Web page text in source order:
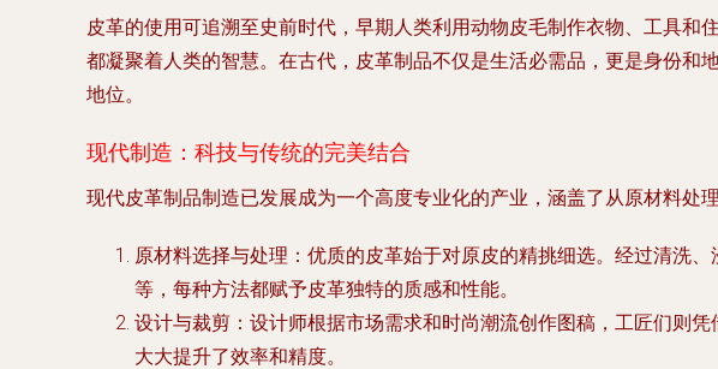
皮革的使用可追溯至史前时代，早期人类利用动物皮毛制作衣物、工具
都凝聚着人类的智慧。在古代，皮革制品不仅是生活必需品，更是身份
地位。
现代制造：科技与传统的完美结合
现代皮革制品制造已发展成为一个高度专业化的产业，涵盖了从原材料处
原材料选择与处理 ：优质的皮革始于对原皮的精挑细选。经过清洗
等，每种方法都赋予皮革独特的质感和性能。
设计与裁剪 ：设计师根据市场需求和时尚潮流创作图稿，工匠们则
大大提升了效率和精度。